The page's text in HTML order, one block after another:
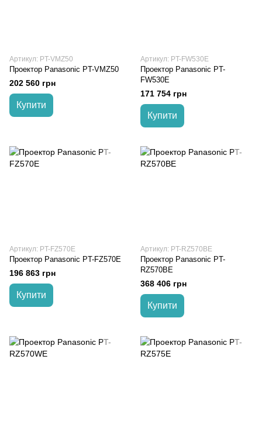
Артикул: PT-VMZ50
Проектор Panasonic PT-VMZ50
202 560 грн
Купити
Артикул: PT-FW530E
Проектор Panasonic PT-
FW530E
171 754 грн
Купити
Артикул: PT-FZ570E
Проектор Panasonic PT-FZ570E
196 863 грн
Купити
Артикул: PT-RZ570BE
Проектор Panasonic PT-
RZ570BE
368 406 грн
Купити